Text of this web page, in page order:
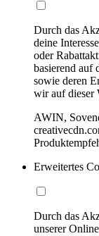
Durch das
deine
oder
basierend auf
sowie deren
wir auf dieser
AWIN,
Erweitertes
Durch das
unserer